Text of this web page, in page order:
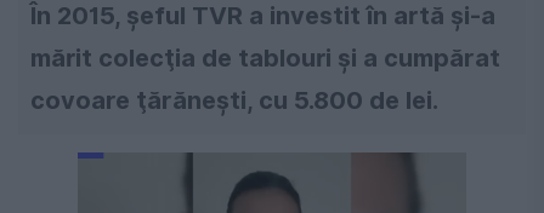
În 2015, șeful TVR a investit în artă și-a
mărit colecţia de tablouri şi a cumpărat
covoare ţărăneşti, cu 5.800 de lei.